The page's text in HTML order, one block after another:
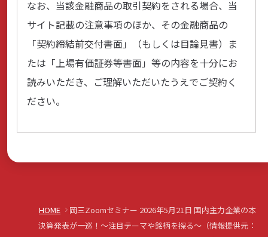
お電話でのお問い合わせ
なお、当該金融商品の取引契約をされる場合、当
サイト記載の注意事項のほか、その金融商品の
「契約締結前交付書面」（もしくは目論見書）ま
たは「上場有価証券等書面」等の内容を十分にお
読みいただき、ご理解いただいたうえでご契約く
ださい。
HOME
岡三Zoomセミナー 2026年5月21日 国内主力企業の本
決算発表が一巡！～注目テーマや銘柄を探る～（情報提供元：